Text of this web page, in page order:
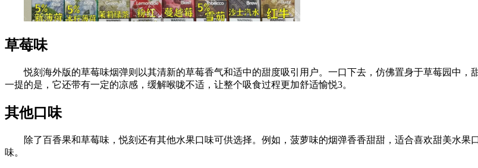
草莓味
悦刻海外版的草莓味烟弹则以其清新的草莓香气和适中的甜度吸引用户。一口下去，仿佛置身于草莓园中
一提的是，它还带有一定的凉感，缓解喉咙不适，让整个吸食过程更加舒适愉悦3。
其他口味
除了百香果和草莓味，悦刻还有其他水果口味可供选择。例如，菠萝味的烟弹香香甜甜，适合喜欢甜美水
味。